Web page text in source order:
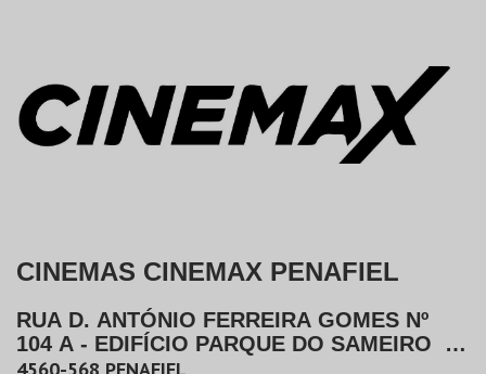
PRODUTOS
CINEMAS CINEMAX PENAFIEL
RUA D. ANTÓNIO FERREIRA GOMES Nº
104 A - EDIFÍCIO PARQUE DO SAMEIRO
|
PENAFIEL